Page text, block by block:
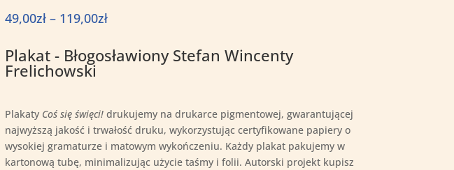
49,00zł – 119,00złZakres
od
49,00zł
Plakat - Błogosławiony Stefan Wincenty
Frelichowski
Plakaty Coś się święci! drukujemy na drukarce pigmentowej, gwarantującej
najwyższą jakość i trwałość druku, wykorzystując certyfikowane papiery o
wysokiej gramaturze i matowym wykończeniu. Każdy plakat pakujemy w
kartonową tubę, minimalizując użycie taśmy i folii. Autorski projekt kupisz